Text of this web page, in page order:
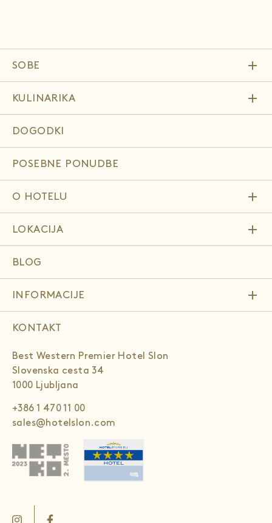
SOBE add
KULINARIKA add
DOGODKI
POSEBNE PONUDBE
O HOTELU add
LOKACIJA add
BLOG
INFORMACIJE add
KONTAKT
Best Western Premier Hotel Slon
Slovenska cesta 34
1000 Ljubljana
+386 1 470 11 00
sales@hotelslon.com